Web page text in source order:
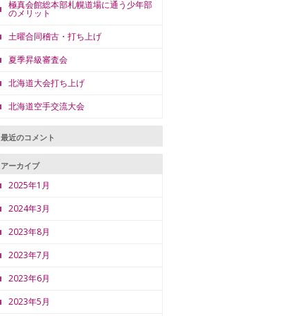
極真会館総本部札幌道場に通う少年部
のメリット
土曜合同稽古・打ち上げ
夏季昇級審査会
北海道大会打ち上げ
北海道空手交流大会
最近のコメント
アーカイブ
2025年1月
2024年3月
2023年8月
2023年7月
2023年6月
2023年5月